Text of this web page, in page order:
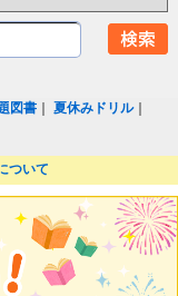
図書 ｜夏休みドリル｜
ついて